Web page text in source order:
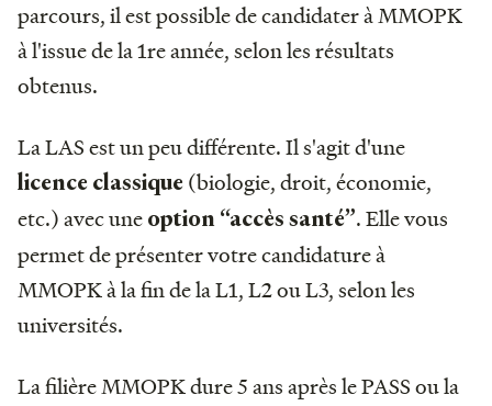
parcours, il est possible de candidater à MMOPK
à l'issue de la 1re année, selon les résultats
obtenus.
La LAS est un peu différente. Il s'agit d'une
licence classique (biologie, droit, économie,
etc.) avec une option “accès santé”. Elle vous
permet de présenter votre candidature à
MMOPK à la fin de la L1, L2 ou L3, selon les
universités.
La filière MMOPK dure 5 ans après le PASS ou la